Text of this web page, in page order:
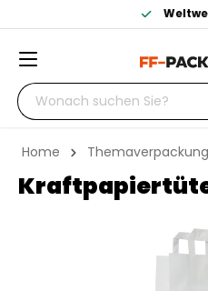
Home Themaverpackung